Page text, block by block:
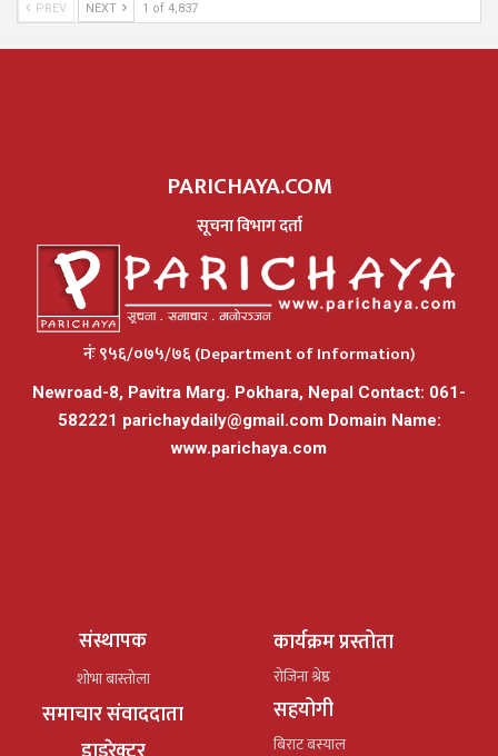
PREV NEXT 1 of 4,837
PARICHAYA.COM
सूचना विभाग दर्ता
नंः ९५६/०७५/७६ (Department of Information)
Newroad-8, Pavitra Marg. Pokhara, Nepal Contact: 061-
582221 parichaydaily@gmail.comDomain Name:
www.parichaya.com
संस्थापक
शोभा बास्तोला
समाचार संवाददाता
कार्यक्रम प्रस्तोता
रोजिना श्रेष्ठ
सहयोगी
बिराट बस्याल